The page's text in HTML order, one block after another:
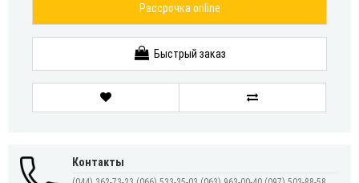
Рассрочка online
Быстрый заказ
Контакты